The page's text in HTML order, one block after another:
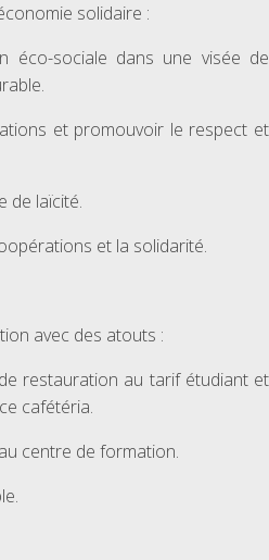
solidaire :
éco-sociale dans une visée de
et promouvoir le respect et
de laïcité.
et la solidarité.
avec des atouts :
restauration au tarif étudiant et
cafétéria.
centre de formation.